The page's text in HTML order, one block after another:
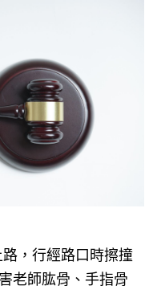
，行經路口時擦撞
老師肱骨、手指骨